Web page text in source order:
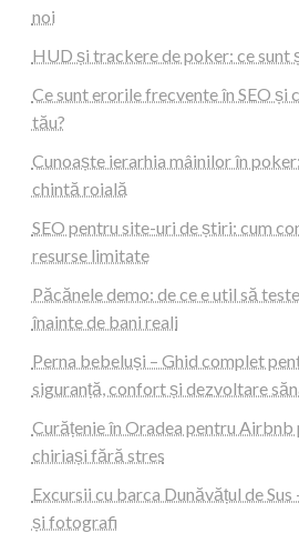
noi
HUD și trackere de poker: ce sunt
Ce sunt erorile frecvente în SEO și
tău?
Cunoaște ierarhia mâinilor în
chintă roială
SEO pentru site-uri de știri: cum
resurse limitate
Păcănele demo: de ce e util să
înainte de bani reali
Perna bebeluși – Ghid complet
siguranță, confort și dezvoltare
Curățenie în Oradea pentru
chiriași fără stres
Excursii cu barca Dunăvățul de
și fotografi